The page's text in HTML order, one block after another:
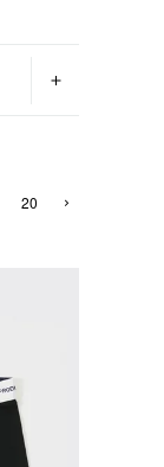
20